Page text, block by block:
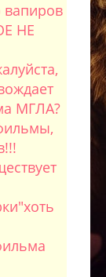
вапиров
НЕ
МГЛА?